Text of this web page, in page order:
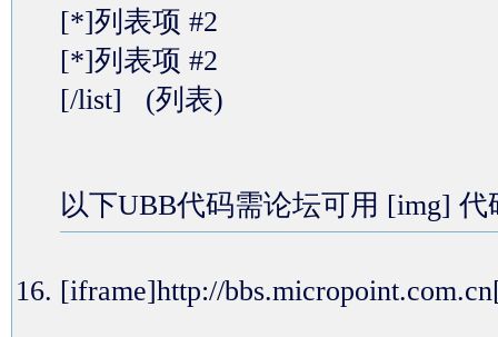
[*]列表项 #2
[*]列表项 #2
[/list] (列表)
以下UBB代码需论坛可用 [img] 代
[iframe]http://